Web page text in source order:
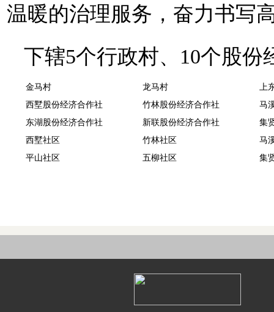
温暖的治理服务，奋力书写
下辖5个行政村、10个股份
金马村 龙马村
上
西墅股份经济合作社
竹林股份经济合作社
马
东湖股份经济合作社
新联股份经济合作社
集
西墅社区
竹林社区
马
平山社区
五柳社区 集